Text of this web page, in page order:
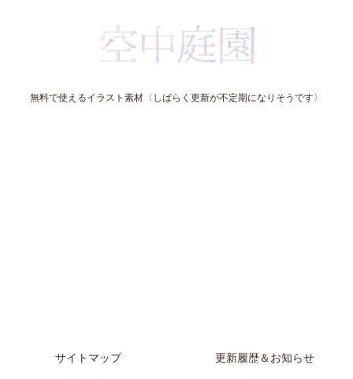
無料で使えるイラスト素材〈しばらく更新が不定期になりそうです〉
サイトマップ 更新履歴＆お知らせ